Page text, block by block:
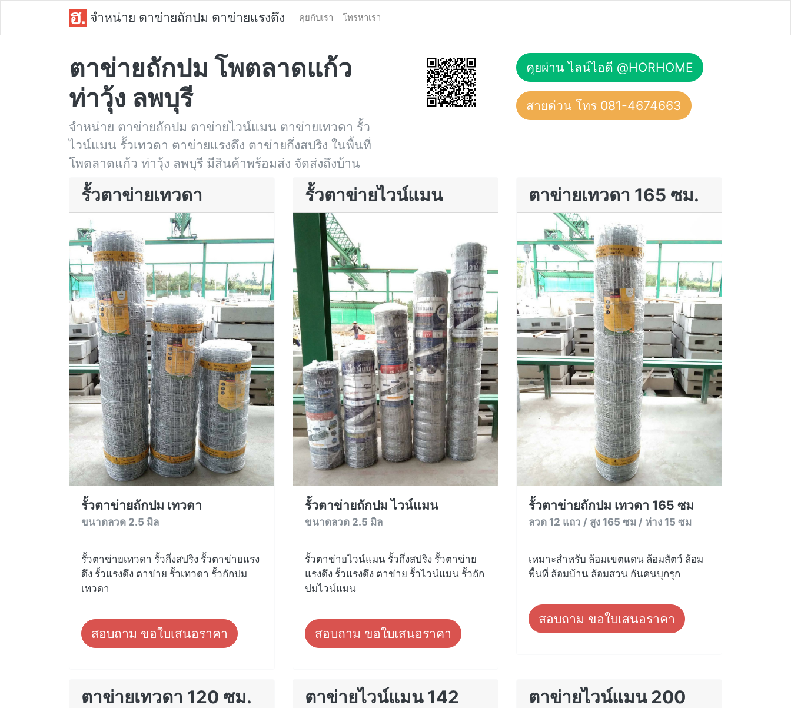
จำหน่าย ตาข่ายถักปม ตาข่ายแรงดึง คุยกับเรา โทรหาเรา
ตาข่ายถักปม โพตลาดแก้ว
ท่าวุ้ง ลพบุรี
จำหน่าย ตาข่ายถักปม ตาข่ายไวน์แมน ตาข่ายเทวดา รั้ว
ไวน์แมน รั้วเทวดา ตาข่ายแรงดึง ตาข่ายกึ่งสปริง ในพื้นที่
โพตลาดแก้ว ท่าวุ้ง ลพบุรี มีสินค้าพร้อมส่ง จัดส่งถึงบ้าน
คุยผ่าน ไลน์ไอดี @HORHOME
สายด่วน โทร 081-4674663
รั้วตาข่ายเทวดา
รั้วตาข่ายถักปม เทวดา
ขนาดลวด 2.5 มิล
รั้วตาข่ายเทวดา รั้วกึ่งสปริง รั้วตาข่ายแรง
ดึง รั้วแรงดึง ตาข่าย รั้วเทวดา รั้วถักปม
เทวดา
สอบถาม ขอใบเสนอราคา
รั้วตาข่ายไวน์แมน
รั้วตาข่ายถักปม ไวน์แมน
ขนาดลวด 2.5 มิล
รั้วตาข่ายไวน์แมน รั้วกึ่งสปริง รั้วตาข่าย
แรงดึง รั้วแรงดึง ตาข่าย รั้วไวน์แมน รั้วถัก
ปมไวน์แมน
สอบถาม ขอใบเสนอราคา
ตาข่ายเทวดา 165 ซม.
รั้วตาข่ายถักปม เทวดา 165 ซม
ลวด 12 แถว / สูง 165 ซม / ห่าง 15 ซม
เหมาะสำหรับ ล้อมเขตแดน ล้อมสัตว์ ล้อม
พื้นที่ ล้อมบ้าน ล้อมสวน กันคนบุกรุก
สอบถาม ขอใบเสนอราคา
ตาข่ายเทวดา 120 ซม. ตาข่ายไวน์แมน 142 ตาข่ายไวน์แมน 200